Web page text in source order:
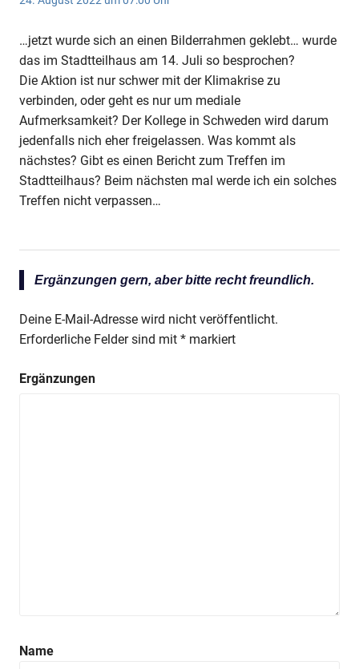
…jetzt wurde sich an einen Bilderrahmen geklebt… wurde
das im Stadtteilhaus am 14. Juli so besprochen?
Die Aktion ist nur schwer mit der Klimakrise zu
verbinden, oder geht es nur um mediale
Aufmerksamkeit? Der Kollege in Schweden wird darum
jedenfalls nich eher freigelassen. Was kommt als
nächstes? Gibt es einen Bericht zum Treffen im
Stadtteilhaus? Beim nächsten mal werde ich ein solches
Treffen nicht verpassen…
Ergänzungen gern, aber bitte recht freundlich.
Deine E-Mail-Adresse wird nicht veröffentlicht.
Erforderliche Felder sind mit * markiert
Ergänzungen
Name